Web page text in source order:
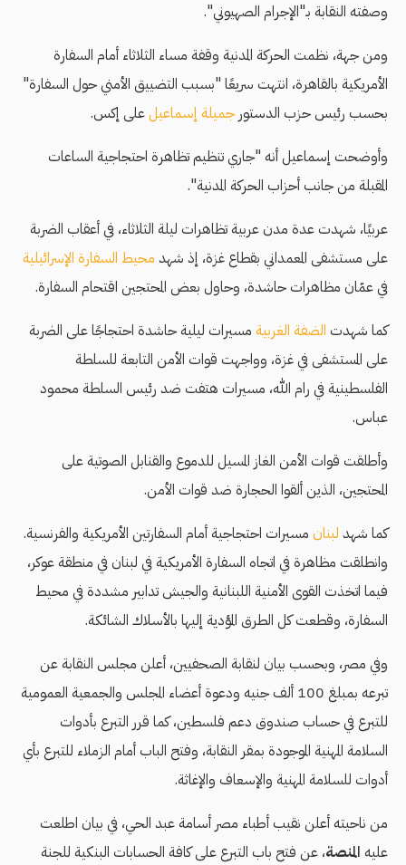
وصفته النقابة بـ"الإجرام الصهيوني".
ومن جهة، نظمت الحركة المدنية وقفة مساء الثلاثاء أمام السفارة
الأمريكية بالقاهرة، انتهت سريعًا "بسبب التضييق الأمني حول السفارة"
بحسب رئيس حزب الدستورجميلة إسماعيلعلى إكس.
وأوضحت إسماعيل أنه "جاري تنظيم تظاهرة احتجاجية الساعات
المقبلة من جانب أحزاب الحركة المدنية".
عربيًا، شهدت عدة مدن عربية تظاهرات ليلة الثلاثاء، في أعقاب الضربة
على مستشفى المعمداني بقطاع غزة، إذ شهد محيط السفارة الإسرائيلية
في عمّان مظاهرات حاشدة، وحاول بعض المحتجين اقتحام السفارة.
كما شهدت الضفة الغربية مسيرات ليلية حاشدة احتجاجًا على الضربة
على المستشفى في غزة، وواجهت قوات الأمن التابعة للسلطة
الفلسطينية في رام الله، مسيرات هتفت ضد رئيس السلطة محمود
عباس.
وأطلقت قوات الأمن الغاز المسيل للدموع والقنابل الصوتية على
المحتجين، الذين ألقوا الحجارة ضد قوات الأمن.
كما شهد لبنان مسيرات احتجاجية أمام السفارتين الأمريكية والفرنسية.
وانطلقت مظاهرة في اتجاه السفارة الأمريكية في لبنان في منطقة عوكر،
فيما اتخذت القوى الأمنية اللبنانية والجيش تدابير مشددة في محيط
السفارة، وقطعت كل الطرق المؤدية إليها بالأسلاك الشائكة.
وفي مصر، وبحسب بيان لنقابة الصحفيين، أعلن مجلس النقابة عن
تبرعه بمبلغ 100 ألف جنيه ودعوة أعضاء المجلس والجمعية العمومية
للتبرع في حساب صندوق دعم فلسطين، كما قرر التبرع بأدوات
السلامة المهنية الموجودة بمقر النقابة، وفتح الباب أمام الزملاء للتبرع بأي
أدوات للسلامة المهنية والإسعاف والإغاثة.
من ناحيته أعلن نقيب أطباء مصر أسامة عبد الحي، في بيان اطلعت
عليه المنصة، عن فتح باب التبرع على كافة الحسابات البنكية للجنة